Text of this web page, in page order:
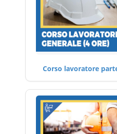
Corso lavoratore